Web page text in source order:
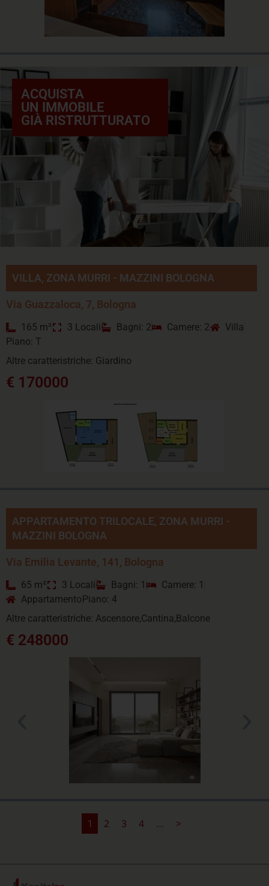
ACQUISTA
UN IMMOBILE
GIÀ RISTRUTTURATO
VILLA, ZONA MURRI - MAZZINI BOLOGNA
Via Guazzaloca, 7, Bologna
165 m² 3 Locali Bagni: 2 Camere: 2
Villa
Piano: T
Altre caratteristriche: Giardino
€ 170000
APPARTAMENTO TRILOCALE, ZONA MURRI -
MAZZINI BOLOGNA
Via Emilia Levante, 141, Bologna
65 m² 3 Locali Bagni: 1
Camere: 1
Appartamento Piano: 4
Altre caratteristriche: Ascensore,Cantina,Balcone
€ 248000
1 2 3 4 … >